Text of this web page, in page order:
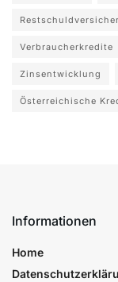
Verbraucherkredite
Zinsentwicklung
Österreichische
Informationen
Home